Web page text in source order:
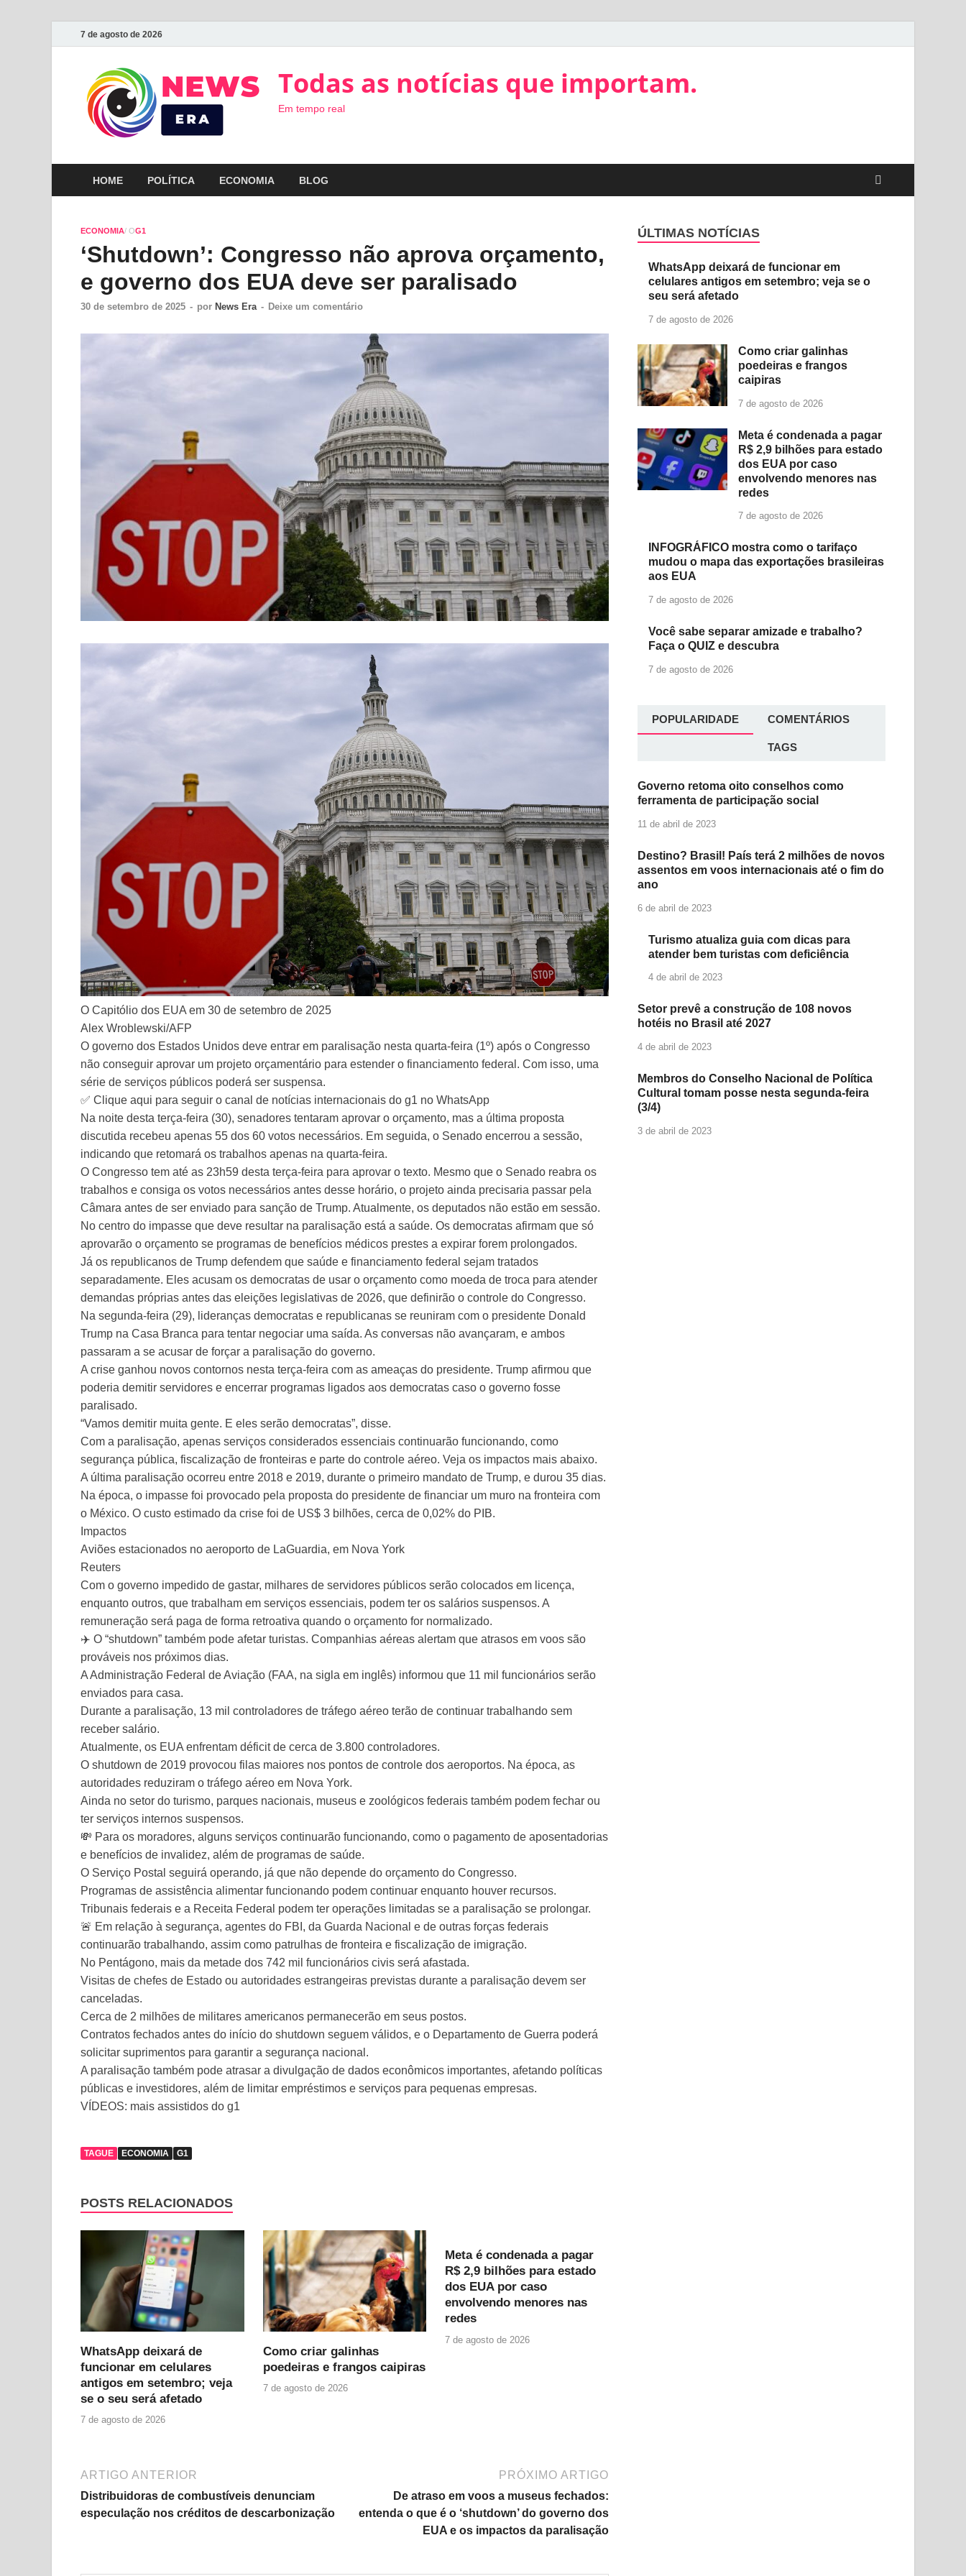
7 de agosto de 2026
Todas as notícias que importam.
Em tempo real
HOME POLÍTICA ECONOMIA BLOG
ECONOMIA/ OG1
‘Shutdown’: Congresso não aprova orçamento,
e governo dos EUA deve ser paralisado
30 de setembro de 2025 - por News Era - Deixe um comentário
O Capitólio dos EUA em 30 de setembro de 2025
Alex Wroblewski/AFP
O governo dos Estados Unidos deve entrar em paralisação nesta quarta-feira (1º) após o Congresso
não conseguir aprovar um projeto orçamentário para estender o financiamento federal. Com isso, uma
série de serviços públicos poderá ser suspensa.
✅ Clique aqui para seguir o canal de notícias internacionais do g1 no WhatsApp
Na noite desta terça-feira (30), senadores tentaram aprovar o orçamento, mas a última proposta
discutida recebeu apenas 55 dos 60 votos necessários. Em seguida, o Senado encerrou a sessão,
indicando que retomará os trabalhos apenas na quarta-feira.
O Congresso tem até as 23h59 desta terça-feira para aprovar o texto. Mesmo que o Senado reabra os
trabalhos e consiga os votos necessários antes desse horário, o projeto ainda precisaria passar pela
Câmara antes de ser enviado para sanção de Trump. Atualmente, os deputados não estão em sessão.
No centro do impasse que deve resultar na paralisação está a saúde. Os democratas afirmam que só
aprovarão o orçamento se programas de benefícios médicos prestes a expirar forem prolongados.
Já os republicanos de Trump defendem que saúde e financiamento federal sejam tratados
separadamente. Eles acusam os democratas de usar o orçamento como moeda de troca para atender
demandas próprias antes das eleições legislativas de 2026, que definirão o controle do Congresso.
Na segunda-feira (29), lideranças democratas e republicanas se reuniram com o presidente Donald
Trump na Casa Branca para tentar negociar uma saída. As conversas não avançaram, e ambos
passaram a se acusar de forçar a paralisação do governo.
A crise ganhou novos contornos nesta terça-feira com as ameaças do presidente. Trump afirmou que
poderia demitir servidores e encerrar programas ligados aos democratas caso o governo fosse
paralisado.
“Vamos demitir muita gente. E eles serão democratas”, disse.
Com a paralisação, apenas serviços considerados essenciais continuarão funcionando, como
segurança pública, fiscalização de fronteiras e parte do controle aéreo. Veja os impactos mais abaixo.
A última paralisação ocorreu entre 2018 e 2019, durante o primeiro mandato de Trump, e durou 35 dias.
Na época, o impasse foi provocado pela proposta do presidente de financiar um muro na fronteira com
o México. O custo estimado da crise foi de US$ 3 bilhões, cerca de 0,02% do PIB.
Impactos
Aviões estacionados no aeroporto de LaGuardia, em Nova York
Reuters
Com o governo impedido de gastar, milhares de servidores públicos serão colocados em licença,
enquanto outros, que trabalham em serviços essenciais, podem ter os salários suspensos. A
remuneração será paga de forma retroativa quando o orçamento for normalizado.
✈️ O “shutdown” também pode afetar turistas. Companhias aéreas alertam que atrasos em voos são
prováveis nos próximos dias.
A Administração Federal de Aviação (FAA, na sigla em inglês) informou que 11 mil funcionários serão
enviados para casa.
Durante a paralisação, 13 mil controladores de tráfego aéreo terão de continuar trabalhando sem
receber salário.
Atualmente, os EUA enfrentam déficit de cerca de 3.800 controladores.
O shutdown de 2019 provocou filas maiores nos pontos de controle dos aeroportos. Na época, as
autoridades reduziram o tráfego aéreo em Nova York.
Ainda no setor do turismo, parques nacionais, museus e zoológicos federais também podem fechar ou
ter serviços internos suspensos.
💸 Para os moradores, alguns serviços continuarão funcionando, como o pagamento de aposentadorias
e benefícios de invalidez, além de programas de saúde.
O Serviço Postal seguirá operando, já que não depende do orçamento do Congresso.
Programas de assistência alimentar funcionando podem continuar enquanto houver recursos.
Tribunais federais e a Receita Federal podem ter operações limitadas se a paralisação se prolongar.
🚨 Em relação à segurança, agentes do FBI, da Guarda Nacional e de outras forças federais
continuarão trabalhando, assim como patrulhas de fronteira e fiscalização de imigração.
No Pentágono, mais da metade dos 742 mil funcionários civis será afastada.
Visitas de chefes de Estado ou autoridades estrangeiras previstas durante a paralisação devem ser
canceladas.
Cerca de 2 milhões de militares americanos permanecerão em seus postos.
Contratos fechados antes do início do shutdown seguem válidos, e o Departamento de Guerra poderá
solicitar suprimentos para garantir a segurança nacional.
A paralisação também pode atrasar a divulgação de dados econômicos importantes, afetando políticas
públicas e investidores, além de limitar empréstimos e serviços para pequenas empresas.
VÍDEOS: mais assistidos do g1
TAGUE ECONOMIA G1
POSTS RELACIONADOS
WhatsApp deixará de
funcionar em celulares
antigos em setembro; veja
se o seu será afetado
7 de agosto de 2026
Como criar galinhas
poedeiras e frangos caipiras
7 de agosto de 2026
Meta é condenada a pagar
R$ 2,9 bilhões para estado
dos EUA por caso
envolvendo menores nas
redes
7 de agosto de 2026
ARTIGO ANTERIOR
Distribuidoras de combustíveis denunciam
especulação nos créditos de descarbonização
PRÓXIMO ARTIGO
De atraso em voos a museus fechados:
entenda o que é o ‘shutdown’ do governo dos
EUA e os impactos da paralisação
ÚLTIMAS NOTÍCIAS
WhatsApp deixará de funcionar em
celulares antigos em setembro; veja se o
seu será afetado
7 de agosto de 2026
Como criar galinhas
poedeiras e frangos
caipiras
7 de agosto de 2026
Meta é condenada a pagar
R$ 2,9 bilhões para estado
dos EUA por caso
envolvendo menores nas
redes
7 de agosto de 2026
INFOGRÁFICO mostra como o tarifaço
mudou o mapa das exportações brasileiras
aos EUA
7 de agosto de 2026
Você sabe separar amizade e trabalho?
Faça o QUIZ e descubra
7 de agosto de 2026
POPULARIDADE COMENTÁRIOS
TAGS
Governo retoma oito conselhos como
ferramenta de participação social
11 de abril de 2023
Destino? Brasil! País terá 2 milhões de novos
assentos em voos internacionais até o fim do
ano
6 de abril de 2023
Turismo atualiza guia com dicas para
atender bem turistas com deficiência
4 de abril de 2023
Setor prevê a construção de 108 novos
hotéis no Brasil até 2027
4 de abril de 2023
Membros do Conselho Nacional de Política
Cultural tomam posse nesta segunda-feira
(3/4)
3 de abril de 2023